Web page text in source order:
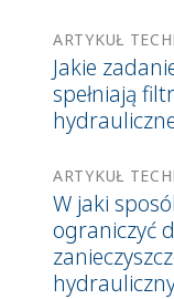
ARTYKUŁ
Jakie
spełniają
ARTYKUŁ
W jaki
ograniczyć